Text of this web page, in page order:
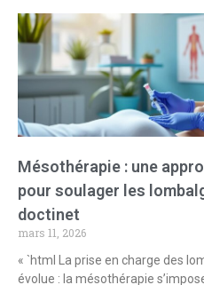
Mésothérapie : une
pour soulager les
doctinet
mars 11, 2026
« `html La prise en charge des
évolue : la mésothérapie